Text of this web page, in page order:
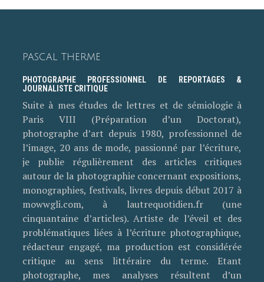
PASCAL THERME
PHOTOGRAPHE PROFESSIONNEL DE REPORTAGES &
JOURNALISTE CRITIQUE
Suite à mes études de lettres et de sémiologie à
Paris VIII (Préparation d’un Doctorat),
photographe d’art depuis 1980, professionnel de
l’image, 20 ans de mode, passionné par l’écriture,
je publie régulièrement des articles critiques
autour de la photographie concernant expositions,
monographies, festivals, livres depuis début 2017 à
mowwgli.com, à lautrequotidien.fr (une
cinquantaine d’articles). Artiste de l’éveil et des
problématiques liées à l’écriture photographique,
rédacteur engagé, ma production est considérée
critique au sens littéraire du terme. Etant
photographe, mes analyses résultent d’un